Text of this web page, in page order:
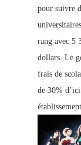
pour suivre
rang avec 5
dollars. Le
frais de
de 30%